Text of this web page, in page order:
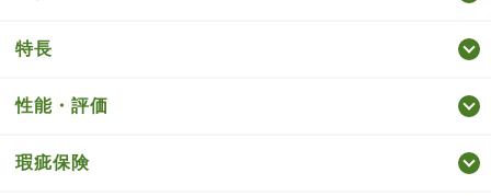
特長
性能・評価
瑕疵保険